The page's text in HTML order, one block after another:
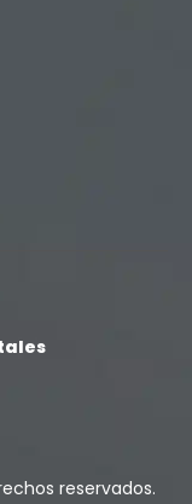
reservados.